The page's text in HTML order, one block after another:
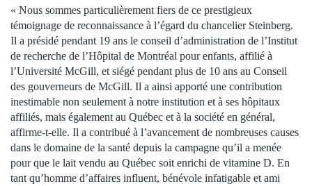
« Nous sommes particulièrement fiers de ce prestigieux
témoignage de reconnaissance à l’égard du chancelier Steinberg.
Il a présidé pendant 19 ans le conseil d’administration de l’Institut
de recherche de l’Hôpital de Montréal pour enfants, affilié à
l’Université McGill, et siégé pendant plus de 10 ans au Conseil
des gouverneurs de McGill. Il a ainsi apporté une contribution
inestimable non seulement à notre institution et à ses hôpitaux
affiliés, mais également au Québec et à la société en général,
affirme-t-elle. Il a contribué à l’avancement de nombreuses causes
dans le domaine de la santé depuis la campagne qu’il a menée
pour que le lait vendu au Québec soit enrichi de vitamine D. En
tant qu’homme d’affaires influent, bénévole infatigable et ami